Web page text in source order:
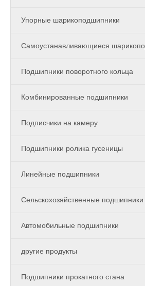
Упорные шарикоподшипники
Самоустанавливающиеся
Подшипники поворотного кольца
Комбинированные подшипники
Подписчики на камеру
Подшипники ролика гусеницы
Линейные подшипники
Сельскохозяйственные подшипники
Автомобильные подшипники
другие продукты
Подшипники прокатного стана